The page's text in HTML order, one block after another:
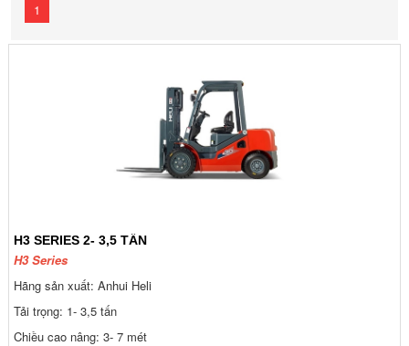
1
H3 SERIES 2- 3,5 TẤN
H3 Series
Hãng sản xuất: Anhui Heli
Tải trọng: 1- 3,5 tấn
Chiều cao nâng: 3- 7 mét